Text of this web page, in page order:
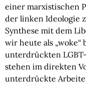
einer marxistischen
der linken Ideologie
Synthese mit dem
wir heute als
unterdrückten
stehen im direkten
unterdrückte